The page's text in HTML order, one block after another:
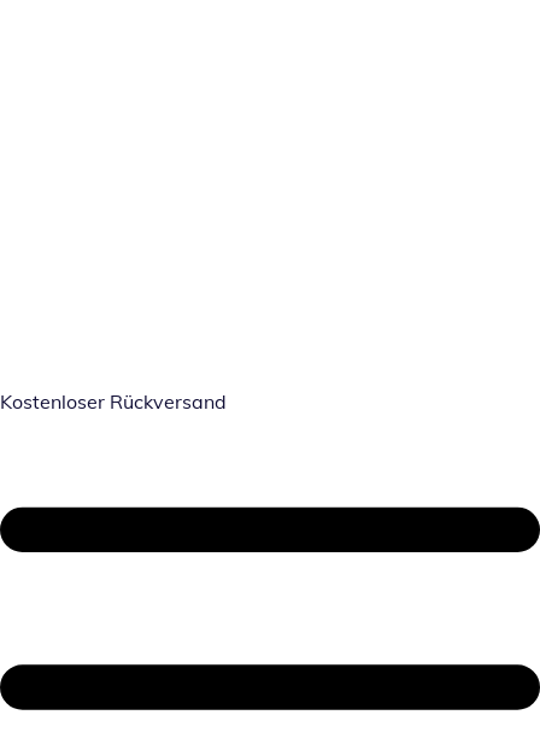
Kostenloser Rückversand